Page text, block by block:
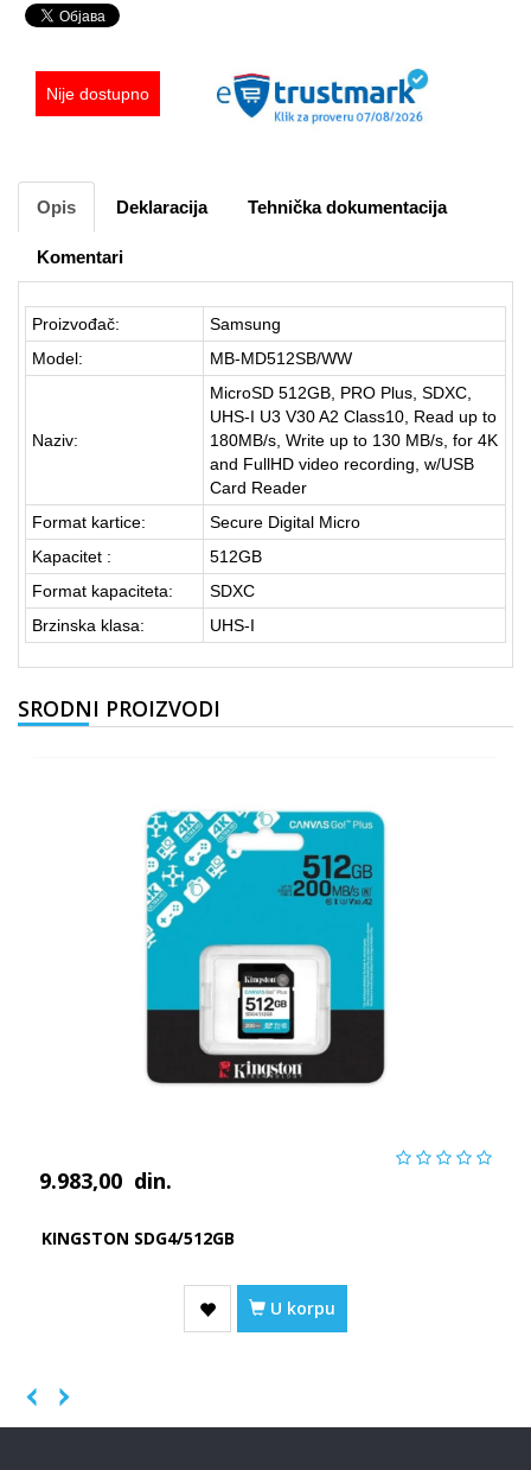
Nije dostupno
Opis Deklaracija Tehnička dokumentacija
Komentari
Proizvođač:
Samsung
Model:
MB-MD512SB/WW
Naziv:
MicroSD 512GB, PRO Plus, SDXC,
UHS-I U3 V30 A2 Class10, Read up to
180MB/s, Write up to 130 MB/s, for 4K
and FullHD video recording, w/USB
Card Reader
Format kartice:
Secure Digital Micro
Kapacitet :
512GB
Format kapaciteta:
SDXC
Brzinska klasa:
UHS-I
SRODNI PROIZVODI
9.983,00 din.
KINGSTON SDG4/512GB
U korpu